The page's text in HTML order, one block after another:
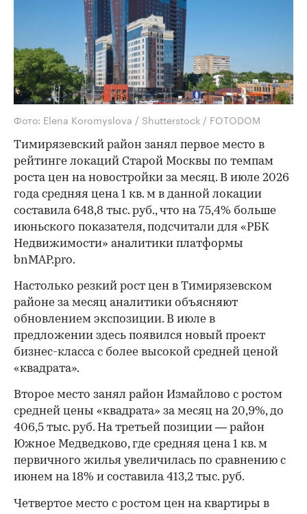
Фото: Elena Koromyslova / Shutterstock / FOTODOM
Тимирязевский район занял первое место в
рейтинге локаций Старой Москвы по темпам
роста цен на новостройки за месяц. В июле 2026
года средняя цена 1 кв. м в данной локации
составила 648,8 тыс. руб., что на 75,4% больше
июньского показателя, подсчитали для «РБК
Недвижимости» аналитики платформы
bnMAP.pro.
Настолько резкий рост цен в Тимирязевском
районе за месяц аналитики объясняют
обновлением экспозиции. В июле в
предложении здесь появился новый проект
бизнес-класса с более высокой средней ценой
«квадрата».
Второе место занял район Измайлово с ростом
средней цены «квадрата» за месяц на 20,9%, до
406,5 тыс. руб. На третьей позиции — район
Южное Медведково, где средняя цена 1 кв. м
первичного жилья увеличилась по сравнению с
июнем на 18% и составила 413,2 тыс. руб.
Четвертое место с ростом цен на квартиры в